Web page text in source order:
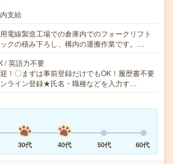
支給
電線製造工場での倉庫内でのフォークリフト
クの積み下ろし、構内の運搬作業です。…
/ 英語力不要
！〇まずは事前登録だけでもOK！履歴書不要
ライン登録★氏名・職種などを入力す…
30代 40代 50代 60代